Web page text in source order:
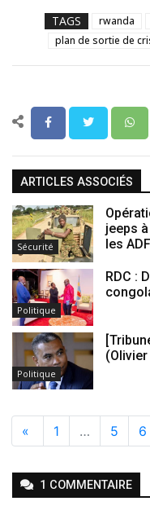
TAGS rwanda
plan de sortie de
ARTICLES ASSOCIÉS
Sécurité
jeeps
les
Politique
RDC :
Politique
« 1 … 5 6
1 COMMENTAIRE